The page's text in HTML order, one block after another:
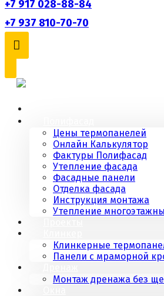
+7 917 028-88-84
+7 937 810-70-70
Цены термопанелей
Онлайн Калькулятор
Фактуры Полифасад
Утепление фасада
Фасадные панели
Отделка фасада
Инструкция монтажа
Утепление
Клинкерные
Панели с мраморной
Монтаж дренажа без